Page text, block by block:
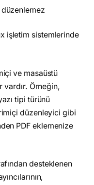
düzenlemez
işletim sistemlerinde
ve masaüstü
vardır. Örneğin,
tipi türünü
düzenleyici gibi
PDF eklemenize
desteklenen